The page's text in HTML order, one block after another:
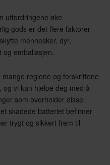
utfordringene øke
gods er det flere faktorer
mennesker, dyr,
og emballasjen.
reglene og forskriftene
vi kan hjelpe deg med å
som overholder disse.
skadede batteriet befinner
trygt og sikkert frem til